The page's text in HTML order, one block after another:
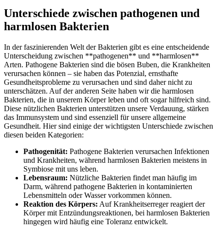
Unterschiede zwischen pathogenen und
harmlosen Bakterien
In der faszinierenden Welt der Bakterien gibt es eine entscheidende
Unterscheidung⁣ zwischen **pathogenen** und **harmlosen**
Arten. Pathogene ‌Bakterien sind die bösen Buben, die Krankheiten
verursachen können –⁤ sie haben‍ das ​Potenzial, ernsthafte
Gesundheitsprobleme zu verursachen⁤ und sind daher⁢ nicht⁢ zu
unterschätzen. Auf ​der anderen Seite haben wir⁢ die ‍harmlosen
Bakterien,⁢ die in unserem Körper leben und oft sogar hilfreich sind.
Diese nützlichen Bakterien unterstützen unsere Verdauung, stärken
das Immunsystem ⁤und sind essenziell für unsere​ allgemeine
Gesundheit.⁣ Hier sind einige der wichtigsten‍ Unterschiede zwischen
⁣diesen beiden Kategorien:
Pathogenität: Pathogene Bakterien verursachen Infektionen
und Krankheiten, während harmlosen ⁢Bakterien meistens in‌
Symbiose mit uns leben.
Lebensraum: Nützliche Bakterien findet man häufig im
Darm, während pathogene Bakterien in kontaminierten
Lebensmitteln oder Wasser ​vorkommen können.
Reaktion des Körpers: Auf Krankheitserreger ⁢reagiert der
Körper mit Entzündungsreaktionen, ⁤bei harmlosen Bakterien
hingegen wird häufig ⁢eine Toleranz entwickelt.